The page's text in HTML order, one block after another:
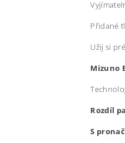
Přidané
Užij si
Mizuno
Rozdíl
S